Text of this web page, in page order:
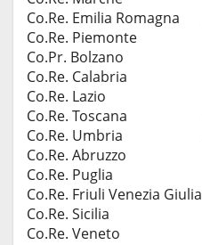
Co.Re. Emilia Romagna
Co.Re. Piemonte
Co.Pr. Bolzano
Co.Re. Calabria
Co.Re. Lazio
Co.Re. Toscana
Co.Re. Umbria
Co.Re. Abruzzo
Co.Re. Puglia
Co.Re. Friuli Venezia Giulia
Co.Re. Sicilia
Co.Re. Veneto